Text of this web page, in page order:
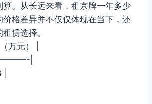
算。从长远来看，租京牌一年多少
价格差异并不仅仅体现在当下，还
赁选择。
万元） |
|